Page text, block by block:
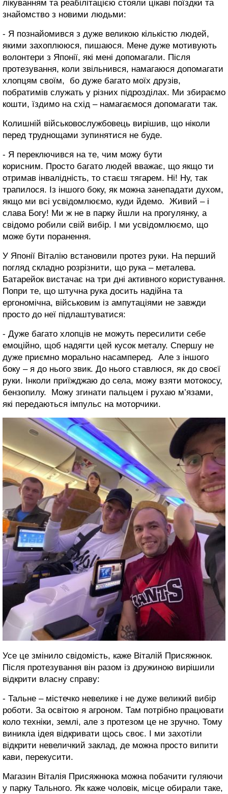
лікуванням та реабілітацією стояли цікаві поїздки та
знайомство з новими людьми:
- Я познайомився з дуже великою кількістю людей,
якими захоплююся, пишаюся. Мене дуже мотивують
волонтери з Японії, які мені допомагали. Після
протезування, коли звільнився, намагаюся допомагати
хлопцям своїм, бо дуже багато моїх друзів,
побратимів служать у різних підрозділах. Ми збираємо
кошти, їздимо на схід – намагаємося допомагати так.
Колишній військовослужбовець вирішив, що ніколи
перед труднощами зупинятися не буде.
- Я переключився на те, чим можу бути
корисним. Просто багато людей вважає, що якщо ти
отримав інвалідність, то стаєш тягарем. Ні! Ну, так
трапилося. Із іншого боку, як можна занепадати духом,
якщо ми всі усвідомлюємо, куди йдемо. Живий – і
слава Богу! Ми ж не в парку йшли на прогулянку, а
свідомо робили свій вибір. І ми усвідомлюємо, що
може бути поранення.
У Японії Віталію встановили протез руки. На перший
погляд складно розрізнити, що рука – металева.
Батарейок вистачає на три дні активного користування.
Попри те, що штучна рука досить надійна та
ергономічна, військовим із ампутаціями не завжди
просто до неї підлаштуватися:
- Дуже багато хлопців не можуть пересилити себе
емоційно, щоб надягти цей кусок металу. Спершу не
дуже приємно морально насамперед. Але з іншого
боку – я до нього звик. До нього ставлюся, як до своєї
руки. Інколи приїжджаю до села, можу взяти мотокосу,
бензопилу. Можу згинати пальцем і рухаю м’язами,
які передаються імпульс на моторчики.
Усе це змінило свідомість, каже Віталій Присяжнюк.
Після протезування він разом із дружиною вирішили
відкрити власну справу:
- Тальне – містечко невелике і не дуже великий вибір
роботи. За освітою я агроном. Там потрібно працювати
коло техніки, землі, але з протезом це не зручно. Тому
виникла ідея відкривати щось своє. І ми захотіли
відкрити невеличкий заклад, де можна просто випити
кави, перекусити.
Магазин Віталія Присяжнюка можна побачити гуляючи
у парку Тального. Як каже чоловік, місце обирали таке,